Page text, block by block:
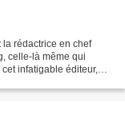
rédactrice en chef
celle-là même qui
infatigable éditeur,